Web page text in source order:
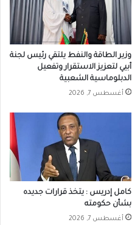
وزير الطاقة والنفط يلتقي رئيس لجنة
أبيي لتعزيز الاستقرار وتفعيل
الدبلوماسية الشعبية
أغسطس 7, 2026
كامل إدريس : يتخذ قرارات جديده
بشأن حكومته
أغسطس 7, 2026